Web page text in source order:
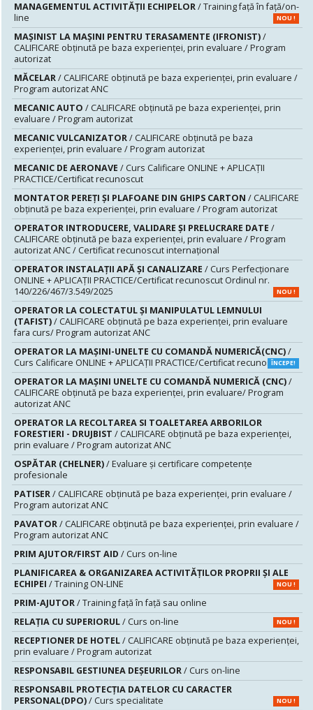
MANAGEMENTUL ACTIVITĂȚII ECHIPELOR/ Training față în față/on-
line
NOU !
MAŞINIST LA MAŞINI PENTRU TERASAMENTE (IFRONIST)/
CALIFICARE obținută pe baza experienței, prin evaluare / Program
autorizat
MĂCELAR/ CALIFICARE obținută pe baza experienței, prin evaluare /
Program autorizat ANC
MECANIC AUTO / CALIFICARE obținută pe baza experienței, prin
evaluare / Program autorizat
MECANIC VULCANIZATOR/ CALIFICARE obținută pe baza
experienței, prin evaluare / Program autorizat
MECANIC DE AERONAVE / Curs Calificare ONLINE + APLICAȚII
PRACTICE/Certificat recunoscut
MONTATOR PEREŢI ŞI PLAFOANE DIN GHIPS CARTON / CALIFICARE
obținută pe baza experienței, prin evaluare / Program autorizat
OPERATOR INTRODUCERE, VALIDARE ȘI PRELUCRARE DATE /
CALIFICARE obținută pe baza experienței, prin evaluare / Program
autorizat ANC / Certificat recunoscut internațional
OPERATOR INSTALAȚII APĂ ȘI CANALIZARE / Curs Perfecționare
ONLINE + APLICAȚII PRACTICE/Certificat recunoscut Ordinul nr.
140/226/467/3.549/2025
NOU !
OPERATOR LA COLECTATUL ȘI MANIPULATUL LEMNULUI
(TAFIST)/ CALIFICARE obținută pe baza experienței, prin evaluare
fara curs/ Program autorizat ANC
OPERATOR LA MAȘINI-UNELTE CU COMANDĂ NUMERICĂ(CNC)/
Curs Calificare ONLINE + APLICAȚII PRACTICE/Certificat recunoscutÎNCEPE!
OPERATOR LA MAŞINI UNELTE CU COMANDĂ NUMERICĂ (CNC)/
CALIFICARE obținută pe baza experienței, prin evaluare/ Program
autorizat ANC
OPERATOR LA RECOLTAREA SI TOALETAREA ARBORILOR
FORESTIERI - DRUJBIST / CALIFICARE obținută pe baza experienței,
prin evaluare / Program autorizat ANC
OSPĂTAR (CHELNER)/ Evaluare şi certificare competenţe
profesionale
PATISER/ CALIFICARE obținută pe baza experienței, prin evaluare /
Program autorizat ANC
PAVATOR/ CALIFICARE obținută pe baza experienței, prin evaluare /
Program autorizat ANC
PRIM AJUTOR/FIRST AID / Curs on-line
PLANIFICAREA & ORGANIZAREA ACTIVITĂȚILOR PROPRII ȘI ALE
ECHIPEI / Training ON-LINE NOU !
PRIM-AJUTOR/ Training față în față sau online
RELAȚIA CU SUPERIORUL/ Curs on-line NOU !
RECEPTIONER DE HOTEL/ CALIFICARE obținută pe baza experienței,
prin evaluare / Program autorizat
RESPONSABIL GESTIUNEA DEŞEURILOR/ Curs on-line
RESPONSABIL PROTECȚIA DATELOR CU CARACTER
PERSONAL(DPO)/ Curs specialitate NOU !